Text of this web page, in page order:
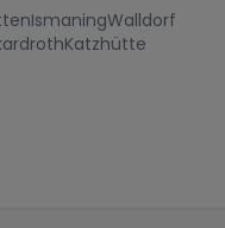
IsmaningWalldorf
Katzhütte